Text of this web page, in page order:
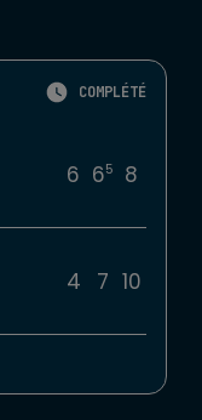
COMPLÉTÉ
6 65 8
4 7 10